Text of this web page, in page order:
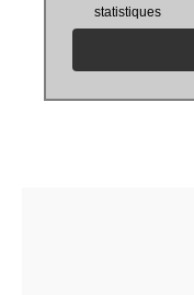
statistiques